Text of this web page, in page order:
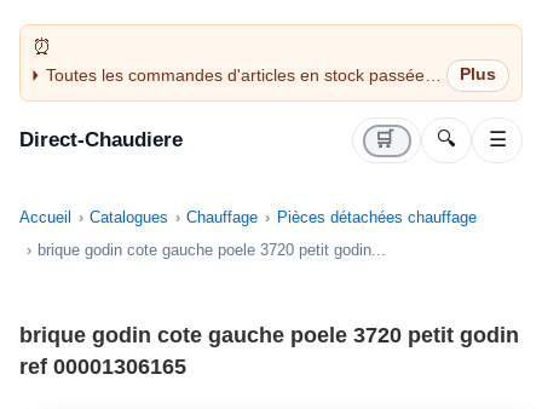
Toutes les commandes d'articles en stock passées
avant 14H sont expédiées le jour même (jours
Direct-Chaudiere 🛒 🔍 ☰
Accueil Catalogues Chauffage
Pièces détachées chauffage
brique godin cote gauche poele 3720 petit godin...
brique godin cote gauche poele 3720 petit godin
ref 00001306165